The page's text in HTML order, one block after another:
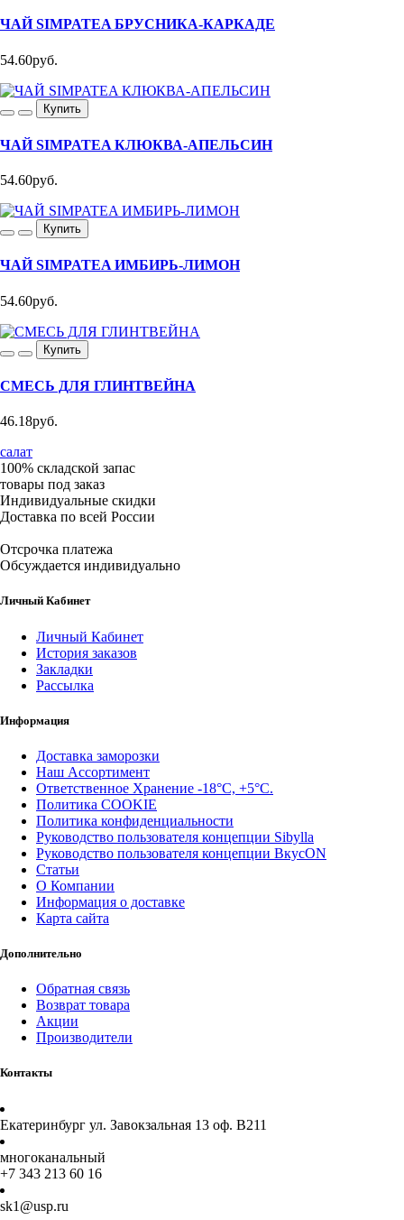
ЧАЙ SIMPATEA БРУСНИКА-КАРКАДЕ
54.60руб.
Купить
ЧАЙ SIMPATEA КЛЮКВА-АПЕЛЬСИН
54.60руб.
Купить
ЧАЙ SIMPATEA ИМБИРЬ-ЛИМОН
54.60руб.
Купить
СМЕСЬ ДЛЯ ГЛИНТВЕЙНА
46.18руб.
салат
100% складской запас
товары под заказ
Индивидуальные скидки
Доставка по всей России
Отсрочка платежа
Обсуждается индивидуально
Личный Кабинет
Личный Кабинет
История заказов
Закладки
Рассылка
Информация
Доставка заморозки
Наш Ассортимент
Ответственное Хранение -18°С, +5°С.
Политика COOKIE
Политика конфиденциальности
Руководство пользователя концепции Sibylla
Руководство пользователя концепции ВкусON
Статьи
О Компании
Информация о доставке
Карта сайта
Дополнительно
Обратная связь
Возврат товара
Акции
Производители
Контакты
Екатеринбург ул. Завокзальная 13 оф. В211
многоканальный
+7 343 213 60 16
sk1@usp.ru